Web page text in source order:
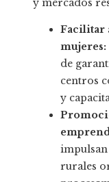
y mercados
Facilitar
mujeres:
de
centros
y
impulsan
rurales